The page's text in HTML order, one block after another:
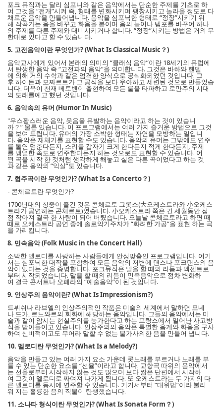
포크 뮤직과는 달리 심포니와 같은 음악에서는 단순한 주제를 기초로 하
여 그것을 “전개”시켜 즉, 형태를 변화시키며 팽창시키고 놀라울 정도로 다
채로운 음악을 만들어냅니다. 음악을 심포닉한 형태로 “정장”시키기 위
해 작곡가는 음을 바꾸고 화음을 붙이며 음의 높이나 템포를 바꾸어 하나
의 주제를 다른 주제와 대비시키거나 합니다. “정장”시키는 방법은 거의 무
한대로 있다고 할 수 있습니다.
5. 고전음악이란 무엇인가? (What Is Classical Music？)
음악교사에게 있어서 본래의 의미의 “클래식 음악”이란 18세기의 유럽에
서 탄생한 음악 즉 “고전파의 음악”을 의미합니다. 그것은 바하와 헨델
에 의해 거의 수학과 같은 엄격한 양식으로 공식화되었던 것입니다. 그
후 하이든과 모짜르트가 그 공식을 보다 우아하고 세련된 것으로 만들었습
니다. 더욱이 천재 베토벤이 출현하여 모든 룰을 타파하고 로만주의 시대
의 도래를예고 했던 것입니다.
6. 음악속의 유머 (Humor In Music)
"우스꽝스러운 음악, 웃음을 유발하는 음악이라고 하는 것이 있습니
까？” 물론 있습니다. 이 프로그램에서는 여러 가지 즐거운 방법으로 그것
을 보여 드립니다. 유머의 가장 소박한 형태는 자연을 모방하는 일입니
다. 음악은 재채기를 표현할 수도 있습니다. 음악의 유머는 그밖에도 연주
를 돌연 멈춘다든지, 소리를 갑자기 크게 한다든지 적게 한다든지, 주제
를 맹열한 속도로 연주한다든지 하는 것으로도 표현할 수 있습니다. 어
떤 곡을 시작 한 것처럼 생각하게 해놓고 실은 다른 곡이었다고 하는 것
과 같은 음악의 “익살”도 있습니다.
7. 협주곡이란 무엇인가? (What Is a Concerto？)
- 콘체르토란 무엇인가?
1700년대의 청중이 즐긴 것은 콘체르토 그롯소(大오케스트라와 小오케스
트라가 공연하는 콘체르토)였습니다. 小오케스트라 쪽은 긴 세월동안 점
점 작아져 결국 한 사람이 되어 버렸습니다. 오늘날 콘체르토라고 하면 때
때로 오케스트라 공연 중에 솔로악기주자가 “화려한 가공”을 표현 하는 곡
을 가리킵니다.
8. 민속음악 (Folk Music in the Concert Hall)
소박한 멜로디를 사랑하는 사람들에게 안성맞춤인 프로그램입니다. 여기
서는 심포닉한 대작을 포함하여 모든 음악의 저변에 댄스나 포크댄스의 음
악이 있다는 것을 증명합니다. 포크뮤직은 말을 할 때의 리듬과 엑센트로
부터 시작되었습니다. 말을 할 때의 리듬이 민족음악으로 점차 변화하
여 결국 콘서트나 오페라의 “예술음악”이 된 것입니다.
9. 인상주의 음악이란? (What Is Impressionism?)
드뷔쉬나 라브엘의 인상주의적인 작품은 미술의 세계에서 말하면 모네
나 드가, 르느와르의 회화에 해당하는 음악입니다. 그들의 음악에서는 미
술과 같이 암시는 현실주의를 능가한다고 하는 프랑스에서 일어난 사고방
식을 받아들이고 있습니다. 인상주의의 음악은 특별한 음계와 화음을 구사
하여 신비적이고도 무어라 말할 수 없는 불가사의한 음을 만들어 냅니다.
10. 멜로디란 무엇인가? (What Is a Melody?)
음악을 만들고 있는 여러 가지 요소 가운데 콧노래를 부르거나 노래를 부
를 수 있는 단순한 요소를 “선율”이라고 합니다. 교향곡 따위의 음악에서
는 선율로부터 시작하지 않는 것도 많으며 보다 짧은 단편에서 시작하
여 그것이 멜로디로 짜여져 나가게 됩니다. 또 오케스트라는 두 가지의 다
른 멜로디를 동시에 연주할 수 있습니다. 거기서부터 “대위법”이라 불리
워 지는 휼륭한 음의 직물이 탄생했습니다.
11. 소나타 형식이란 무엇인가? (What Is Sonata Form？)